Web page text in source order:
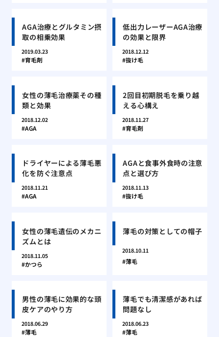
AGA治療とグルタミン摂
取の相乗効果
2019.03.23
育毛剤
低出力レーザーAGA治療
の効果と限界
2018.12.12
抜け毛
女性の薄毛治療薬その種
類と効果
2018.12.02
AGA
2回目初期脱毛を乗り越
える心構え
2018.11.27
育毛剤
ドライヤーによる薄毛悪
化を防ぐ注意点
2018.11.21
AGA
AGAと食事外食時の注意
点と選び方
2018.11.13
抜け毛
女性の薄毛遺伝のメカニ
ズムとは
2018.11.05
かつら
薄毛の対策としての帽子
2018.10.11
薄毛
男性の薄毛に効果的な頭
皮ケアのやり方
2018.06.29
薄毛
薄毛でも清潔感があれば
問題なし
2018.06.23
薄毛